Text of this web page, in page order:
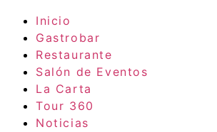
Inicio
Gastrobar
Restaurante
Salón de Eventos
La Carta
Tour 360
Noticias